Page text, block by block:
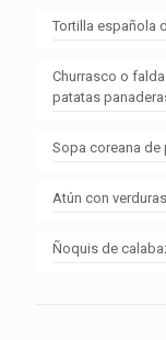
Tortilla española
Churrasco o
patatas
Sopa coreana de
Atún con verduras
Ñoquis de